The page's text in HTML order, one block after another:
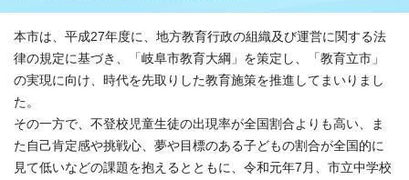
本市は、平成27年度に、地方教育行政の組織及び運営に関する法
律の規定に基づき、「岐阜市教育大綱」を策定し、「教育立市」
の実現に向け、時代を先取りした教育施策を推進してまいりまし
た。
その一方で、不登校児童生徒の出現率が全国割合よりも高い、ま
た自己肯定感や挑戦心、夢や目標のある子どもの割合が全国的に
見て低いなどの課題を抱えるとともに、令和元年7月、市立中学校